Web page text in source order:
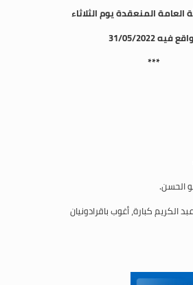
المنعقدة يوم الثلاثاء
فيه 31/05/2022
***
الحسن.
كبارة، أغوب باقرادونيان